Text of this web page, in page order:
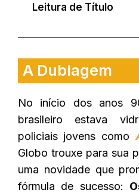
Leitura de Título
A Dublagem
No início dos anos
brasileiro estava
policiais jovens como
Globo trouxe para sua
uma novidade que
fórmula de sucesso: